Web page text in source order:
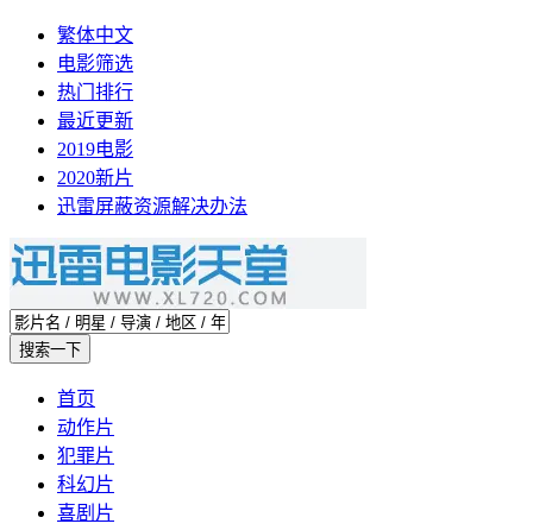
繁体中文
电影筛选
热门排行
最近更新
2019电影
2020新片
迅雷屏蔽资源解决办法
首页
动作片
犯罪片
科幻片
喜剧片